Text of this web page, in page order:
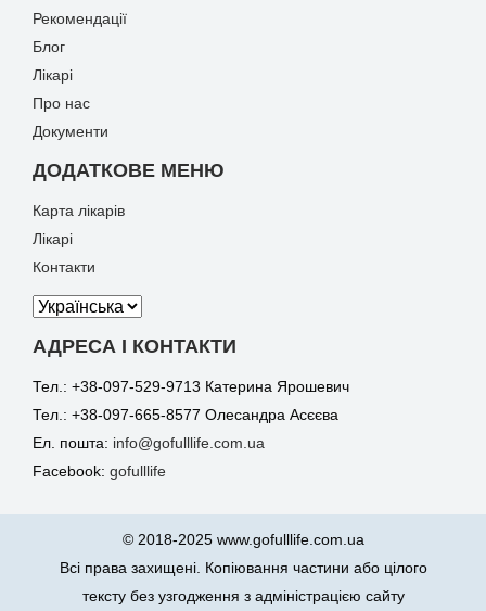
Рекомендації
Блог
Лікарі
Про нас
Документи
ДОДАТКОВЕ МЕНЮ
Карта лікарів
Лікарі
Контакти
АДРЕСА І КОНТАКТИ
Тел.: +38-097-529-9713 Катерина Ярошевич
Тел.: +38-097-665-8577 Олесандра Асєєва
Ел. пошта: info@gofulllife.com.ua
Facebook: gofulllife
© 2018-2025 www.gofulllife.com.ua
Всі права захищені. Копіювання частини або цілого
тексту без узгодження з адміністрацією сайту